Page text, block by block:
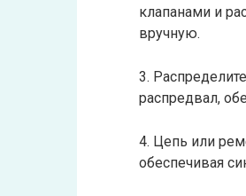
клапанами и
вручную.
3.
распредвал,
4. Цепь или
обеспечивая